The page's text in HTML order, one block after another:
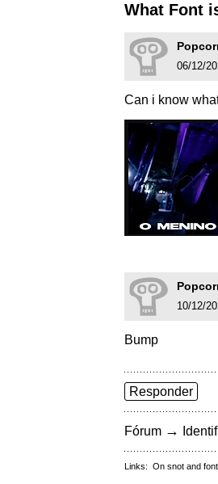
What Font
06/12/
Can i know
10/12/
Bump
Responder
Fórum →
Links: On snot and